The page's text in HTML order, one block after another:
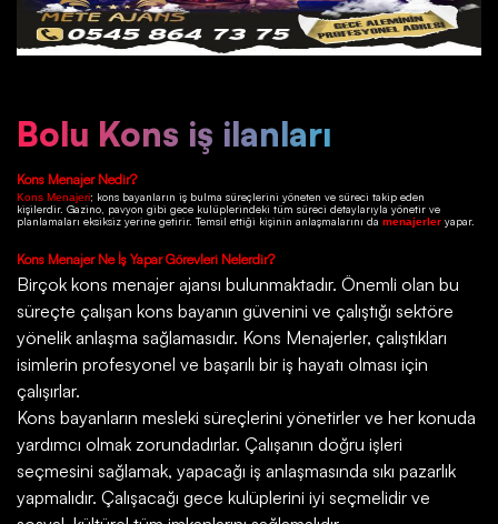
Bolu Kons iş ilanları
Kons Menajer Nedir?
Kons Menajeri; kons bayanların iş bulma süreçlerini yöneten ve süreci takip eden
kişilerdir. Gazino, pavyon gibi gece kulüplerindeki tüm süreci detaylarıyla yönetir ve
planlamaları eksiksiz yerine getirir. Temsil ettiği kişinin anlaşmalarını da menajerler yapar.
Kons Menajer Ne İş Yapar Görevleri Nelerdir?
Birçok kons menajer ajansı bulunmaktadır. Önemli olan bu
süreçte çalışan kons bayanın güvenini ve çalıştığı sektöre
yönelik anlaşma sağlamasıdır. Kons Menajerler, çalıştıkları
isimlerin profesyonel ve başarılı bir iş hayatı olması için
çalışırlar.
Kons bayanların mesleki süreçlerini yönetirler ve her konuda
yardımcı olmak zorundadırlar. Çalışanın doğru işleri
seçmesini sağlamak, yapacağı iş anlaşmasında sıkı pazarlık
yapmalıdır. Çalışacağı gece kulüplerini iyi seçmelidir ve